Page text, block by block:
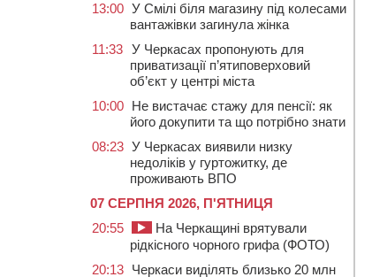
13:00 У Смілі біля магазину під колесами
вантажівки загинула жінка
11:33 У Черкасах пропонують для
приватизації п’ятиповерховий
об’єкт у центрі міста
10:00 Не вистачає стажу для пенсії: як
його докупити та що потрібно знати
08:23 У Черкасах виявили низку
недоліків у гуртожитку, де
проживають ВПО
07 СЕРПНЯ 2026, П'ЯТНИЦЯ
20:55
На Черкащині врятували
рідкісного чорного грифа (ФОТО)
20:13 Черкаси виділять близько 20 млн